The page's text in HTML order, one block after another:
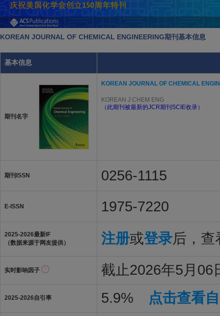
KOREAN JOURNAL OF CHEMICAL ENGINEERING期刊基本信息
基本信息
期刊名字
KOREAN JOURNAL OF CHEMICAL
KOREAN J CHEM ENG
（此期刊被最新的JCR期刊SCIE收录）
期刊ISSN 0256-1115
E-ISSN 1975-7220
2025-2026最新IF
（数据来源于网友提供）
注册或登录后，查
实时影响因子 截止2026年5月06
2025-2026自引率 5.9% 点击查看